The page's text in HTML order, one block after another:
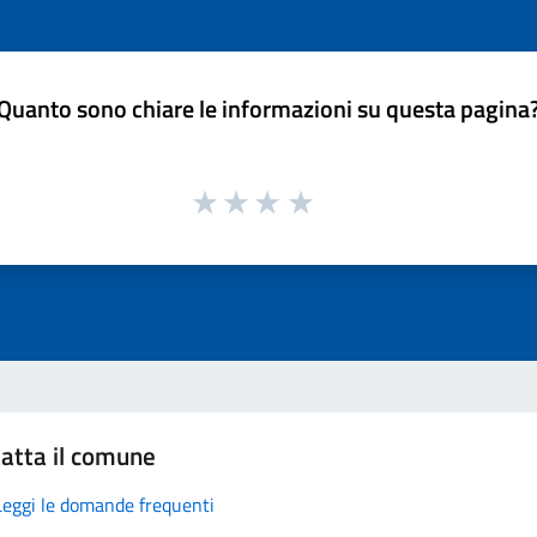
sono chiare le informazioni su questa
il comune
le domande frequenti